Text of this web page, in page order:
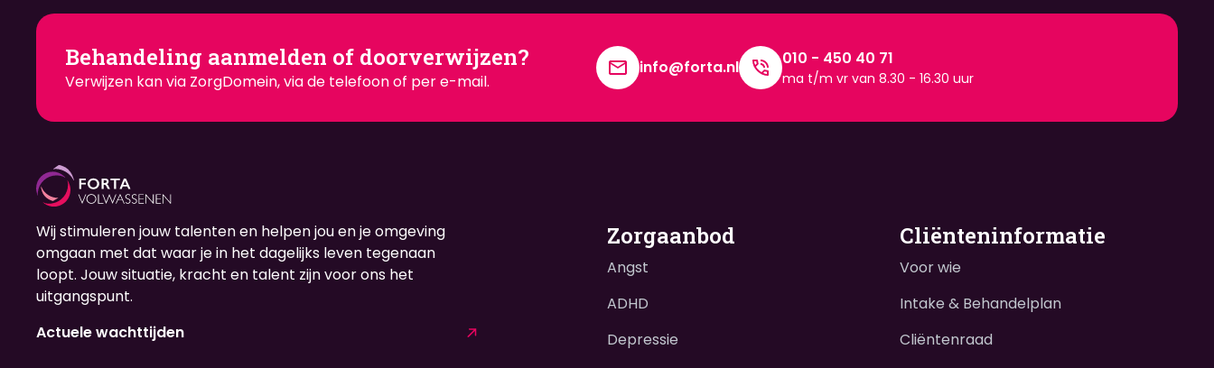
Behandeling aanmelden of doorverwijzen?
Verwijzen kan via ZorgDomein, via de telefoon of per e-mail.
info@forta.nl 010 - 450 40 71
ma t/m vr van 8.30 - 16.30 uur
Wij stimuleren jouw talenten en helpen jou en je omgeving
omgaan met dat waar je in het dagelijks leven tegenaan
loopt. Jouw situatie, kracht en talent zijn voor ons het
uitgangspunt.
Actuele wachttijden
Zorgaanbod
Angst
ADHD
Depressie
Cliënteninformatie
Voor wie
Intake & Behandelplan
Cliëntenraad